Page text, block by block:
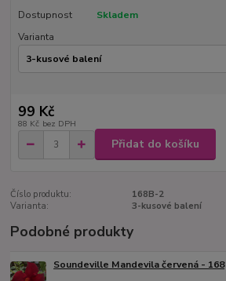
Dostupnost
Skladem
Varianta
99 Kč
88 Kč bez DPH
Přidat do košíku
Číslo produktu:
168B-2
Varianta:
3-kusové balení
Podobné produkty
Soundeville Mandevila červená - 168